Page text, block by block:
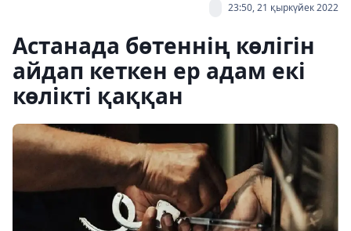
23:50, 21 қыркүйек 2022
Астанада бөтеннің көлігін
айдап кеткен ер адам екі
көлікті қаққан